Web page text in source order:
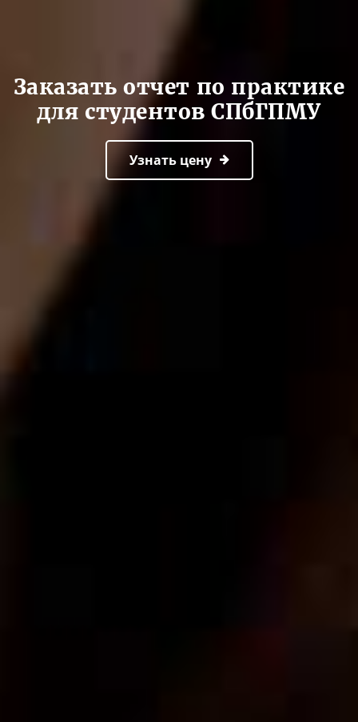
Заказать отчет по практике
для студентов СПбГПМУ
Узнать цену